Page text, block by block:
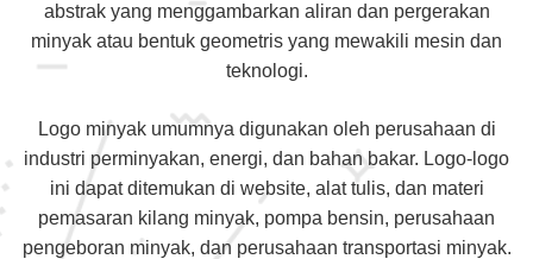
abstrak yang menggambarkan aliran dan pergerakan
minyak atau bentuk geometris yang mewakili mesin dan
teknologi.
Logo minyak umumnya digunakan oleh perusahaan di
industri perminyakan, energi, dan bahan bakar. Logo-logo
ini dapat ditemukan di website, alat tulis, dan materi
pemasaran kilang minyak, pompa bensin, perusahaan
pengeboran minyak, dan perusahaan transportasi minyak.